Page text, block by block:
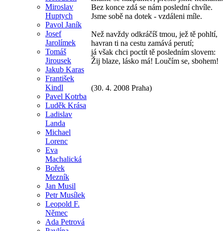
Miroslav
Huptych
Pavol Janík
Josef
Jarolímek
Tomáš
Jirousek
Jakub Karas
František
Kindl
Pavel Kotrba
Luděk Krása
Ladislav
Landa
Michael
Lorenc
Eva
Machalická
Bořek
Mezník
Jan Musil
Petr Musílek
Leopold F.
Němec
Ada Petrová
Bez konce zdá se nám poslední chvíle.
Jsme sobě na dotek - vzdáleni míle.
Než navždy odkráčíš tmou, jež tě pohltí,
havran ti na cestu zamává perutí;
já však chci poctít tě posledním slovem:
Žij blaze, lásko má! Loučím se, sbohem!
(30. 4. 2008 Praha)